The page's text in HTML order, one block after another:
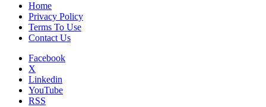
Home
Privacy Policy
Terms To Use
Contact Us
Facebook
X
Linkedin
YouTube
RSS